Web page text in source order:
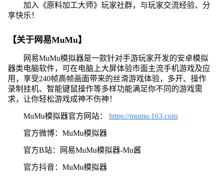
加入《原料加工大师》玩家社群，与玩家交流经验、分
享快乐！
【关于网易MuMu】
网易MuMu模拟器是一款针对手游玩家开发的安卓模拟
器类电脑软件，可在电脑上大屏体验市面主流手机游戏及应
用，享受240帧高帧画面带来的丝滑游戏体验，多开、操作
录制挂机、智能键鼠操作等多样功能满足你不同的游戏需
求，让你轻松游戏成神不伤神！
MuMu模拟器官方网站： https://mumu.163.com
官方微博：MuMu模拟器
官方B站：网易MuMu模拟器-Mu酱
官方抖音：MuMu模拟器